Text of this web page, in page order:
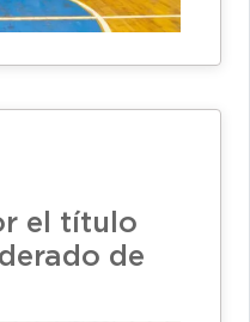
el título
de